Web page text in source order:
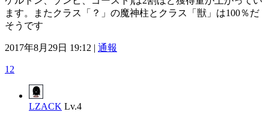
ます。またクラス「？」の魔神柱とクラス「獣」は100％だ
そうです
2017年8月29日 19:12 | 通報
12
LZACK Lv.4